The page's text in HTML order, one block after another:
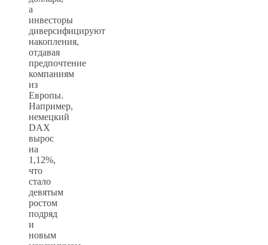
а
инвесторы
диверсифицируют
накопления,
отдавая
предпочтение
компаниям
из
Европы.
Например,
немецкий
DAX
вырос
на
1,12%,
что
стало
девятым
ростом
подряд
и
новым